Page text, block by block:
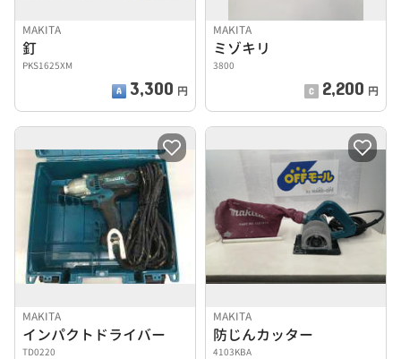
MAKITA
釘
PKS1625XM
3,300 円
MAKITA
ミゾキリ
3800
2,200 円
MAKITA
インパクトドライバー
TD0220
MAKITA
防じんカッター
4103KBA